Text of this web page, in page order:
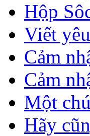
Hộp
Viết
Cảm
Cảm
Một
Hãy